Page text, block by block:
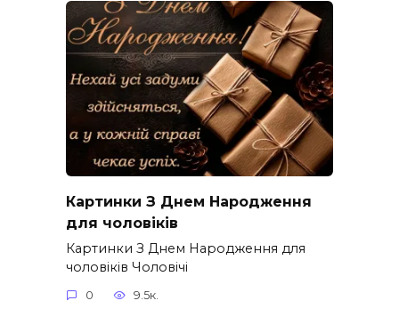
Картинки З Днем Народження
для чоловіків​
Картинки З Днем Народження для
чоловіків​ Чоловічі
0 9.5к.